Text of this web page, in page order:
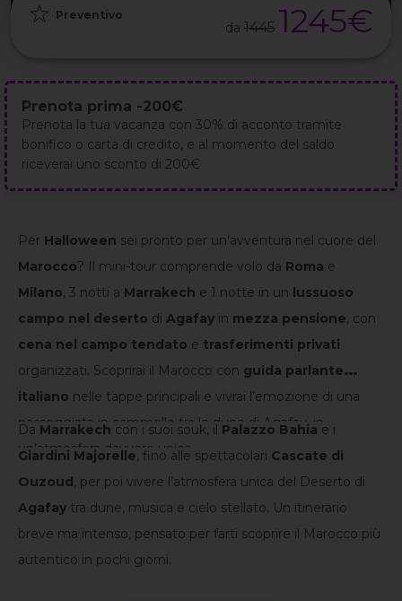
Preventivo
da 1445 1245€
Prenota prima -200€
Prenota la tua vacanza con 30% di acconto tramite
bonifico o carta di credito, e al momento del saldo
riceverai uno sconto di 200€
Per Halloween sei pronto per un’avventura nel cuore del
Marocco? Il mini-tour comprende volo da Roma e
Milano, 3 notti a Marrakech e 1 notte in un lussuoso
campo nel deserto di Agafay in mezza pensione, con
cena nel campo tendato e trasferimenti privati
organizzati. Scoprirai il Marocco con guida parlante
italiano nelle tappe principali e vivrai l’emozione di una
passeggiata in cammello tra le dune di Agafay, in
un’atmosfera davvero unica.
Da Marrakech con i suoi souk, il Palazzo Bahia e i
Giardini Majorelle, fino alle spettacolari Cascate di
Ouzoud, per poi vivere l’atmosfera unica del Deserto di
Agafay tra dune, musica e cielo stellato. Un itinerario
breve ma intenso, pensato per farti scoprire il Marocco più
autentico in pochi giorni.